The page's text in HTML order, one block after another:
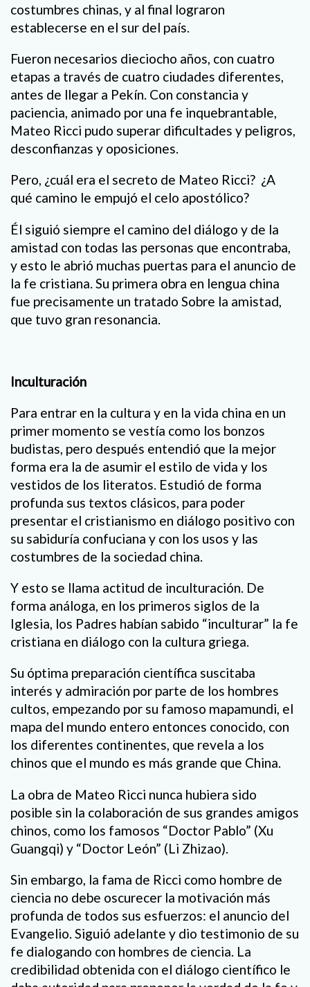
costumbres chinas, y al final lograron
establecerse en el sur del país.
Fueron necesarios dieciocho años, con cuatro
etapas a través de cuatro ciudades diferentes,
antes de llegar a Pekín. Con constancia y
paciencia, animado por una fe inquebrantable,
Mateo Ricci pudo superar dificultades y peligros,
desconfianzas y oposiciones.
Pero, ¿cuál era el secreto de Mateo Ricci? ¿A
qué camino le empujó el celo apostólico?
Él siguió siempre el camino del diálogo y de la
amistad con todas las personas que encontraba,
y esto le abrió muchas puertas para el anuncio de
la fe cristiana. Su primera obra en lengua china
fue precisamente un tratado Sobre la amistad,
que tuvo gran resonancia.
Inculturación
Para entrar en la cultura y en la vida china en un
primer momento se vestía como los bonzos
budistas, pero después entendió que la mejor
forma era la de asumir el estilo de vida y los
vestidos de los literatos. Estudió de forma
profunda sus textos clásicos, para poder
presentar el cristianismo en diálogo positivo con
su sabiduría confuciana y con los usos y las
costumbres de la sociedad china.
Y esto se llama actitud de inculturación. De
forma análoga, en los primeros siglos de la
Iglesia, los Padres habían sabido “inculturar” la fe
cristiana en diálogo con la cultura griega.
Su óptima preparación científica suscitaba
interés y admiración por parte de los hombres
cultos, empezando por su famoso mapamundi, el
mapa del mundo entero entonces conocido, con
los diferentes continentes, que revela a los
chinos que el mundo es más grande que China.
La obra de Mateo Ricci nunca hubiera sido
posible sin la colaboración de sus grandes amigos
chinos, como los famosos “Doctor Pablo” (Xu
Guangqi) y “Doctor León” (Li Zhizao).
Sin embargo, la fama de Ricci como hombre de
ciencia no debe oscurecer la motivación más
profunda de todos sus esfuerzos: el anuncio del
Evangelio. Siguió adelante y dio testimonio de su
fe dialogando con hombres de ciencia. La
credibilidad obtenida con el diálogo científico le